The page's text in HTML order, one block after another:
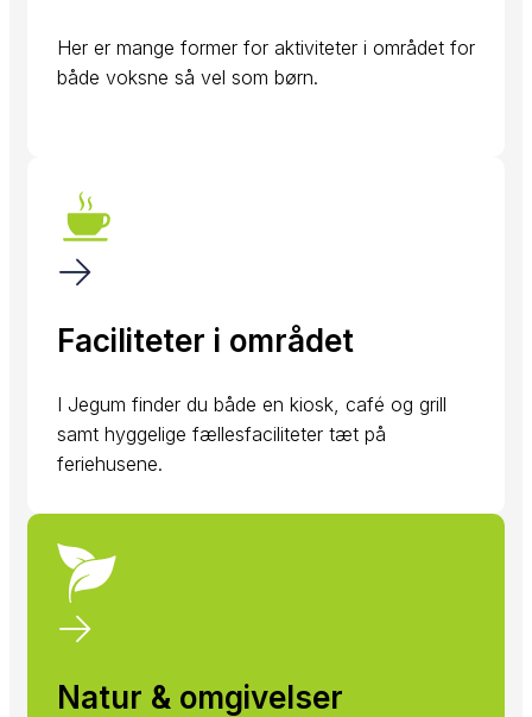
Her er mange former for aktiviteter i området for
både voksne så vel som børn.​
Faciliteter i området
I Jegum finder du både en kiosk, café og grill
samt hyggelige fællesfaciliteter tæt på
feriehusene.
Natur & omgivelser